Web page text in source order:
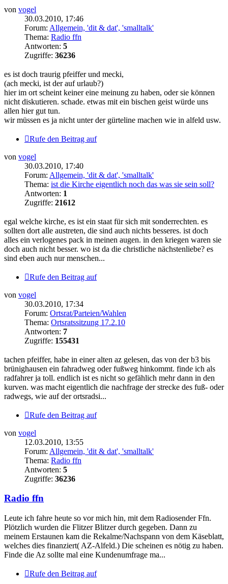
von vogel
30.03.2010, 17:46
Forum: Allgemein, 'dit & dat', 'smalltalk'
Thema: Radio ffn
Antworten: 5
Zugriffe: 36236
es ist doch traurig pfeiffer und mecki,
(ach mecki, ist der auf urlaub?)
hier im ort scheint keiner eine meinung zu haben, oder sie können
nicht diskutieren. schade. etwas mit ein bischen geist würde uns
allen hier gut tun.
wir müssen es ja nicht unter der gürteline machen wie in alfeld usw.
Rufe den Beitrag auf
von vogel
30.03.2010, 17:40
Forum: Allgemein, 'dit & dat', 'smalltalk'
Thema: ist die Kirche eigentlich noch das was sie sein soll?
Antworten: 1
Zugriffe: 21612
egal welche kirche, es ist ein staat für sich mit sonderrechten. es
sollten dort alle austreten, die sind auch nichts besseres. ist doch
alles ein verlogenes pack in meinen augen. in den kriegen waren sie
doch auch nicht besser. wo ist da die christliche nächstenliebe? es
sind eben auch nur menschen...
Rufe den Beitrag auf
von vogel
30.03.2010, 17:34
Forum: Ortsrat/Parteien/Wahlen
Thema: Ortsratssitzung 17.2.10
Antworten: 7
Zugriffe: 155431
tachen pfeiffer, habe in einer alten az gelesen, das von der b3 bis
brünighausen ein fahradweg oder fußweg hinkommt. finde ich als
radfahrer ja toll. endlich ist es nicht so gefählich mehr dann in den
kurven. was macht eigentlich die nachfrage der strecke des fuß- oder
radwegs, wie auf der ortsradsi...
Rufe den Beitrag auf
von vogel
12.03.2010, 13:55
Forum: Allgemein, 'dit & dat', 'smalltalk'
Thema: Radio ffn
Antworten: 5
Zugriffe: 36236
Radio ffn
Leute ich fahre heute so vor mich hin, mit dem Radiosender Ffn.
Plötzlich wurden die Flitzer Blitzer durch gegeben. Dann zu
meinem Erstaunen kam die Rekalme/Nachspann von dem Käseblatt,
welches dies finanziert( AZ-Alfeld.) Die scheinen es nötig zu haben.
Finde die Az sollte mal eine Kundenumfrage ma...
Rufe den Beitrag auf